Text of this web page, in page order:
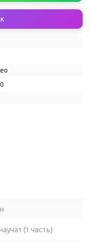
(1 часть)